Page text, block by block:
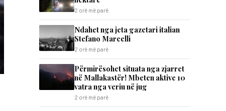
2 orë më parë
Ndahet nga jeta gazetari italian
Stefano Marcelli
2 orë më parë
Përmirësohet situata nga zjarret
në Mallakastër! Mbeten aktive 10
vatra nga veriu në jug
2 orë më parë